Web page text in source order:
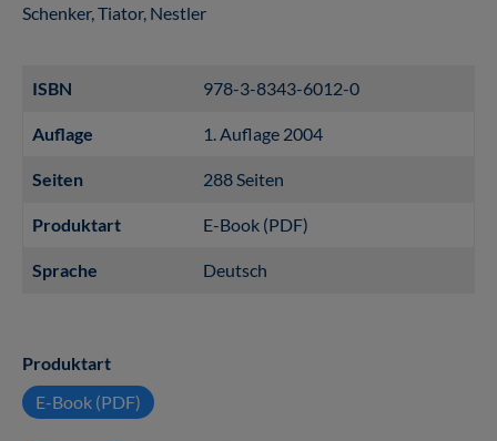
Schenker, Tiator, Nestler
ISBN 978-3-8343-6012-0
Auflage 1. Auflage 2004
Seiten 288 Seiten
Produktart E-Book (PDF)
Sprache Deutsch
Produktartauswählen
E-Book (PDF)